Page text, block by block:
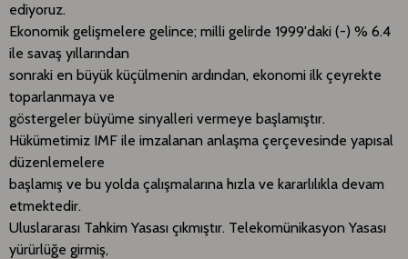
ediyoruz.
Ekonomik gelişmelere gelince; milli gelirde 1999'daki (-) % 6.4
ile savaş yıllarından
sonraki en büyük küçülmenin ardından, ekonomi ilk çeyrekte
toparlanmaya ve
göstergeler büyüme sinyalleri vermeye başlamıştır.
Hükümetimiz IMF ile imzalanan anlaşma çerçevesinde yapısal
düzenlemelere
başlamış ve bu yolda çalışmalarına hızla ve kararlılıkla devam
etmektedir.
Uluslararası Tahkim Yasası çıkmıştır. Telekomünikasyon Yasası
yürürlüğe girmiş,